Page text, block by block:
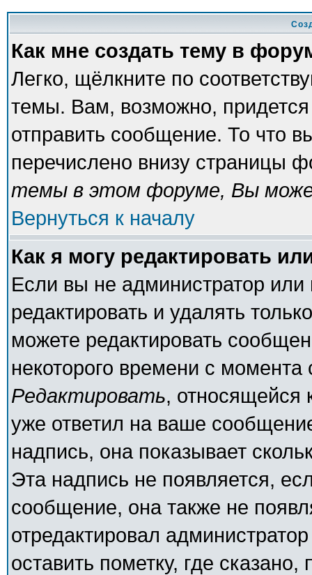
Как мне создать тему в
Легко, щёлкните по
темы. Вам, возможно, придется
отправить сообщение. То что
перечислено внизу страницы
темы в этом форуме, Вы
Вернуться к началу
Как я могу редактировать
Если вы не администратор
редактировать и удалять
можете редактировать
некоторого времени с
Редактировать, относящейся
уже ответил на ваше
надпись, она показывает
Эта надпись не появляется,
сообщение, она также не
отредактировал
оставить пометку, где